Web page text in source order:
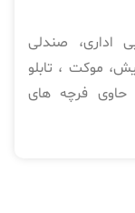
اداری، صندلی
موکت ، تابلو
فرچه های